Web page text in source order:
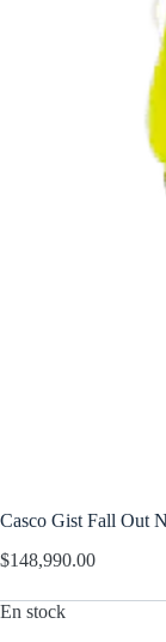
Casco Gist Fall Out
$148,990.00
En stock